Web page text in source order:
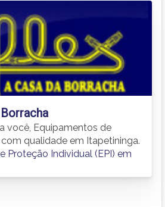
você, Equipamentos de
qualidade em Itapetininga.
Proteção Individual (EPI) em